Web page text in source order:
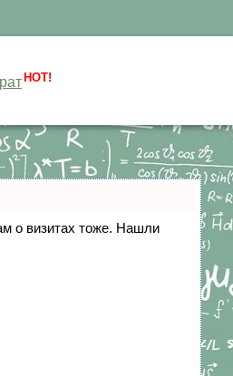
HOT!
о визитах тоже. Нашли